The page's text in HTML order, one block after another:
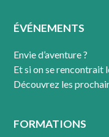
ÉVÉNEMENTS
Envie d’aventure ?
Et si on se rencontrait
Découvrez les
FORMATIONS